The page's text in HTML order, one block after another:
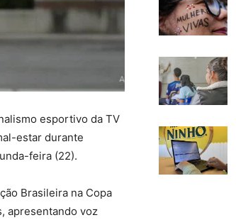
esportivo da TV
estar durante
feira (22).
Brasileira na Copa
apresentando voz